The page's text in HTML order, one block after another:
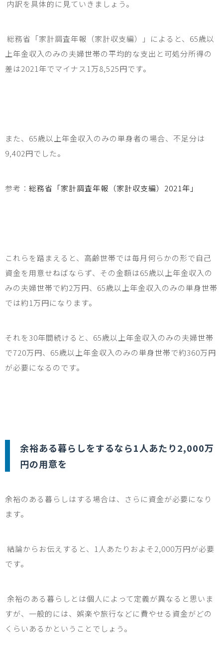
内訳を具体的に見ていきましょう。
総務省「家計調査年報（家計収支編）」によると、 65歳以
上年金収入のみの夫婦世帯の平均的な支出と可処分所得の
差は2021年でマイナス 1 万8,525円です。
また、 65歳以上年金収入のみの単身者の場合、不足分は
9,402円でした。
参考： 総務省「家計調査年報（家計収支編） 2021年」
これらを踏まえると、高齢世帯では毎月何らかの形で自己
資金を用意せねばならず、その金額は65歳以上年金収入の
みの夫婦世帯で約2万円、 65歳以上年金収入のみの単身世帯
では約1 万円になります。
それを30年間続けると、 65歳以上年金収入のみの夫婦世帯
で720万円、 65歳以上年金収入のみの単身世帯で約360万円
が必要になるのです。
余裕ある暮らしをするなら1人あたり2,000万
円の用意を
余裕のある暮らしはする場合は、さらに資金が必要になり
ます。
結論からお伝えすると、 1 人あたりおよそ2,000万円が必要
です。
余裕のある暮らしとは個人によって定義が異なると思いま
すが、一般的には、娯楽や旅行などに費やせる資金がどの
くらいあるかということでしょう。